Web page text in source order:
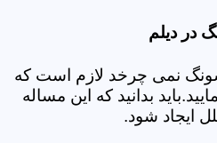
در دیلم
نمی چرخد لازم است که
بدانید که این مساله
ایجاد شود.